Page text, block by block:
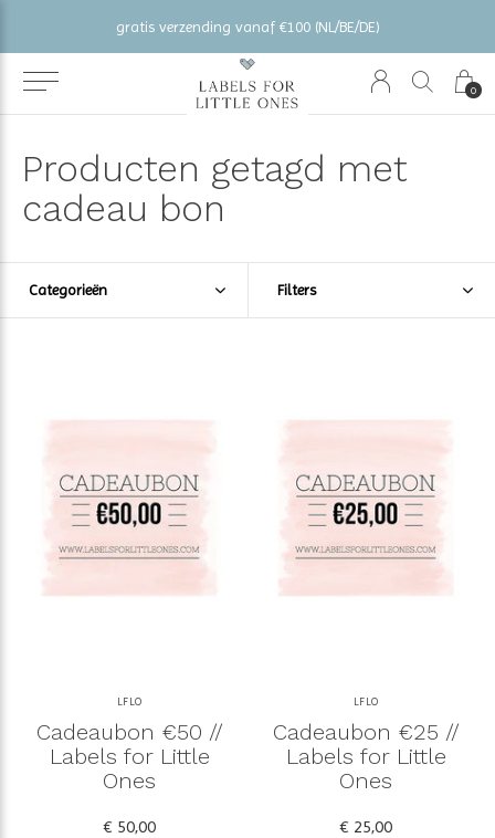
0
gratis verzending vanaf €100 (NL/BE/DE)
Producten getagd met
cadeau bon
Categorieën Filters
LFLO
Cadeaubon €50 //
Labels for Little
Ones
€ 50,00
LFLO
Cadeaubon €25 //
Labels for Little
Ones
€ 25,00